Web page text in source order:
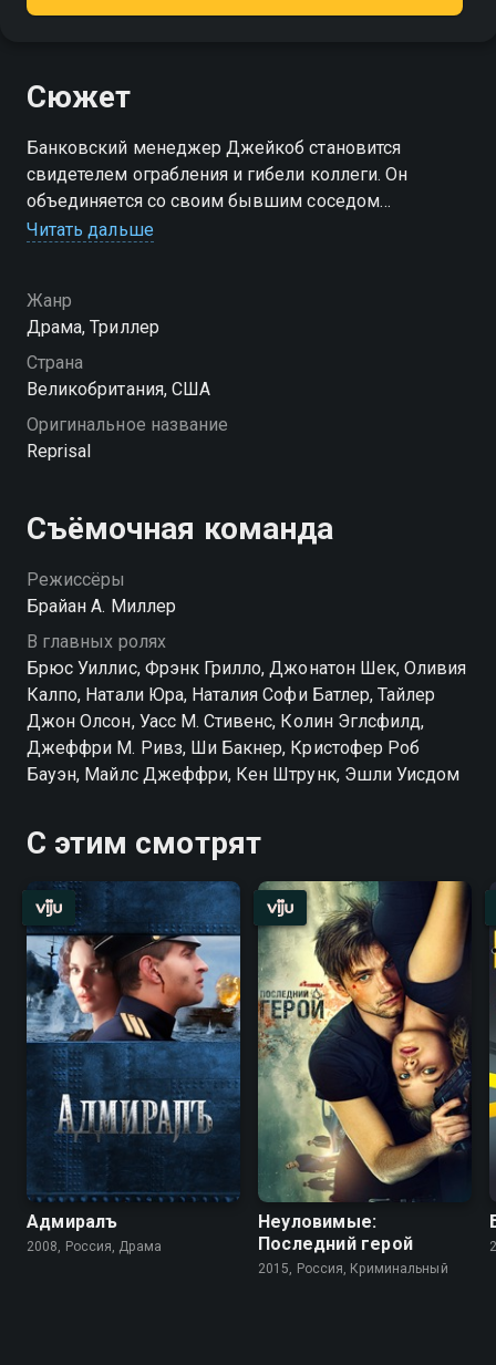
Сюжет
Банковский менеджер Джейкоб становится
свидетелем ограбления и гибели коллеги. Он
объединяется со своим бывшим соседом
Джеймсом, полицейским в отставке, чтобы поймать
похищает жену и дочь Джейкоба...
Читать дальше
Жанр
Драма, Триллер
Страна
Великобритания, США
Оригинальное название
Reprisal
Съёмочная команда
Режиссёры
Брайан А. Миллер
В главных ролях
Брюс Уиллис, Фрэнк Грилло, Джонатон Шек, Оливия
Калпо, Натали Юра, Наталия Софи Батлер, Тайлер
Джон Олсон, Уасс М. Стивенс, Колин Эглсфилд,
Джеффри М. Ривз, Ши Бакнер, Кристофер Роб
Бауэн, Майлс Джеффри, Кен Штрунк, Эшли Уисдом
С этим смотрят
Адмиралъ
2008, Россия, Драма
Неуловимые:
Последний герой
2015, Россия, Криминальный